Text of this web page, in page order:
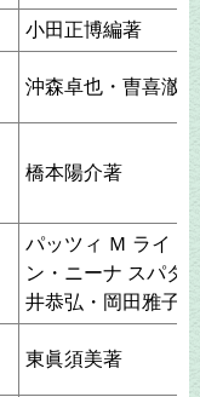
小田正博編著
沖森卓也・曺喜澈
橋本陽介著
パッツィ Ｍ ライト
ン・ニーナ スパダ
井恭弘・岡田雅子訳
東眞須美著